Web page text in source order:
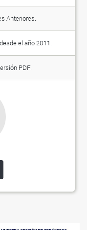
Anteriores.
el año 2011.
PDF.